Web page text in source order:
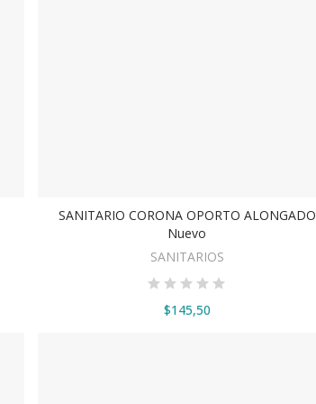
AÑADIR AL CARRITO
SANITARIO CORONA OPORTO ALONGADO
Nuevo
SANITARIOS
$145,50